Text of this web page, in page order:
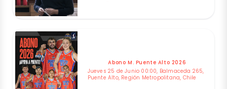
Abono M. Puente Alto 2026
Jueves 25 de Junio 00:00, Balmaceda 265,
Puente Alto, Región Metropolitana, Chile